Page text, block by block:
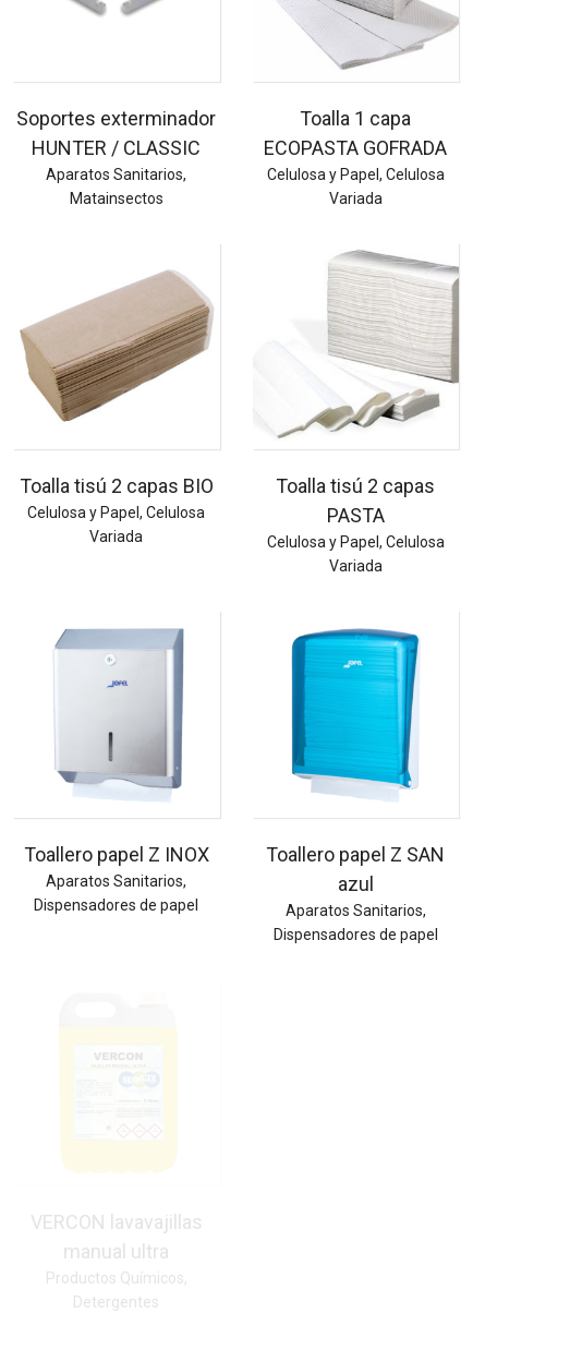
Soportes exterminador
HUNTER / CLASSIC
Aparatos Sanitarios,
Matainsectos
Toalla 1 capa
ECOPASTA GOFRADA
Celulosa y Papel , Celulosa
Variada
Toalla tisú 2 capas BIO
Celulosa y Papel,Celulosa
Variada
Toalla tisú 2 capas
PASTA
Celulosa y Papel , Celulosa
Variada
Toallero papel Z INOX
Aparatos Sanitarios,
Dispensadores de papel
Toallero papel Z SAN
azul
Aparatos Sanitarios,
Dispensadores de papel
VERCON lavavajillas
manual ultra
Productos Químicos,
Detergentes